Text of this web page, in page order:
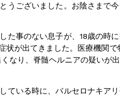
うございました。お陰さまで
た事のない息子が、18歳の時
状が出てきました。医療機関
なり、脊髄ヘルニアの疑いが
いる時に、バルセロナキアリ